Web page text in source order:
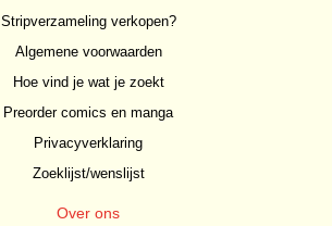
Stripverzameling verkopen?
Algemene voorwaarden
Hoe vind je wat je zoekt
Preorder comics en manga
Privacyverklaring
Zoeklijst/wenslijst
Over ons